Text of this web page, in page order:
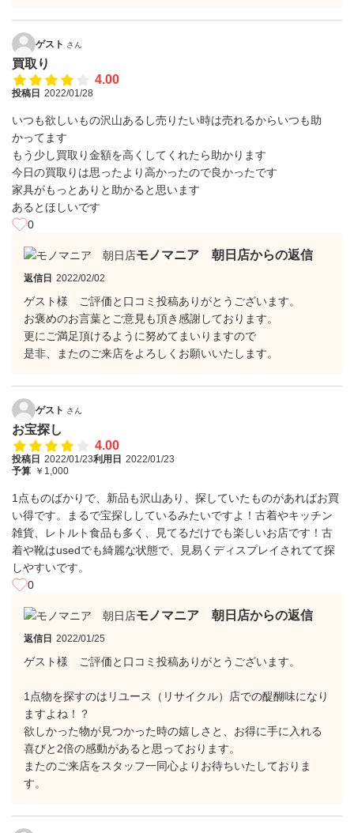
ゲスト さん
買取り
4.00
投稿日 2022/01/28
いつも欲しいもの沢山あるし売りたい時は売れるからいつも助
かってます
もう少し買取り金額を高くしてくれたら助かります
今日の買取りは思ったより高かったので良かったです
家具がもっとありと助かると思います
あるとほしいです
0
モノマニア 朝日店からの返信
返信日 2022/02/02
ゲスト様 ご評価と口コミ投稿ありがとうございます。
お褒めのお言葉とご意見も頂き感謝しております。
更にご満足頂けるように努めてまいりますので
是非、またのご来店をよろしくお願いいたします。
ゲスト さん
お宝探し
4.00
投稿日 2022/01/23利用日 2022/01/23
予算 ￥1,000
1点ものばかりで、新品も沢山あり、探していたものがあればお買
い得です。まるで宝探ししているみたいですよ！古着やキッチン
雑貨、レトルト食品も多く、見てるだけでも楽しいお店です！古
着や靴はusedでも綺麗な状態で、見易くディスプレイされてて探
しやすいです。
0
モノマニア 朝日店からの返信
返信日 2022/01/25
ゲスト様 ご評価と口コミ投稿ありがとうございます。
1点物を探すのはリユース（リサイクル）店での醍醐味になり
ますよね！？
欲しかった物が見つかった時の嬉しさと、お得に手に入れる
喜びと2倍の感動があると思っております。
またのご来店をスタッフ一同心よりお待ちいたしておりま
す。